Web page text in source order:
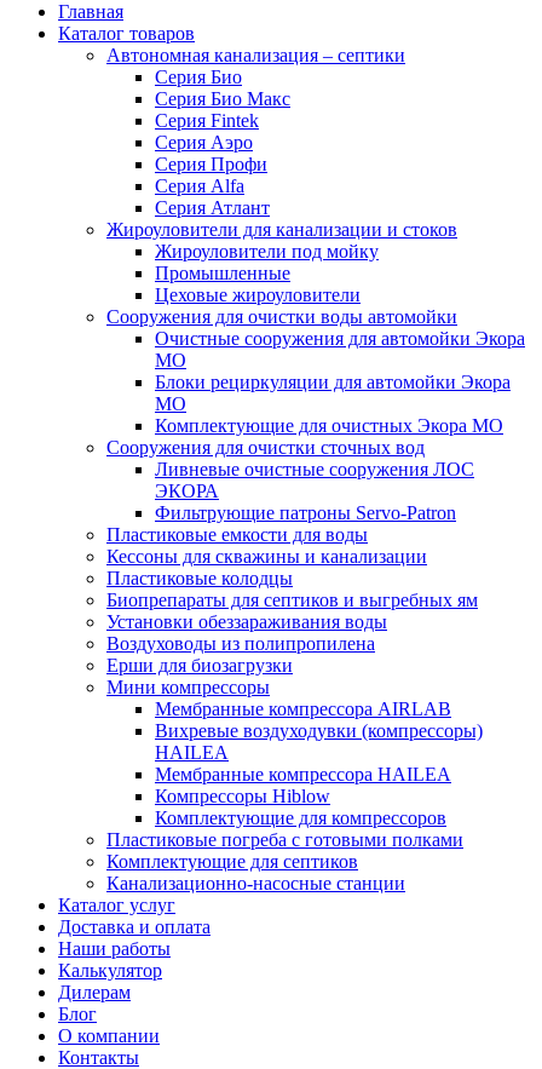
Главная
Каталог товаров
Автономная канализация – септики
Серия Био
Серия Био Макс
Серия Fintek
Серия Аэро
Серия Профи
Серия Alfa
Серия Атлант
Жироуловители для канализации и стоков
Жироуловители под мойку
Промышленные
Цеховые жироуловители
Сооружения для очистки воды автомойки
Очистные сооружения для автомойки Экора
МО
Блоки рециркуляции для автомойки Экора
МО
Комплектующие для очистных Экора МО
Сооружения для очистки сточных вод
Ливневые очистные сооружения ЛОС
ЭКОРА
Фильтрующие патроны Servo-Patron
Пластиковые емкости для воды
Кессоны для скважины и канализации
Пластиковые колодцы
Биопрепараты для септиков и выгребных ям
Установки обеззараживания воды
Воздуховоды из полипропилена
Ерши для биозагрузки
Мини компрессоры
Мембранные компрессора AIRLAB
Вихревые воздуходувки (компрессоры)
HAILEA
Мембранные компрессора HAILEA
Компрессоры Hiblow
Комплектующие для компрессоров
Пластиковые погреба с готовыми полками
Комплектующие для септиков
Канализационно-насосные станции
Каталог услуг
Доставка и оплата
Наши работы
Калькулятор
Дилерам
Блог
О компании
Контакты